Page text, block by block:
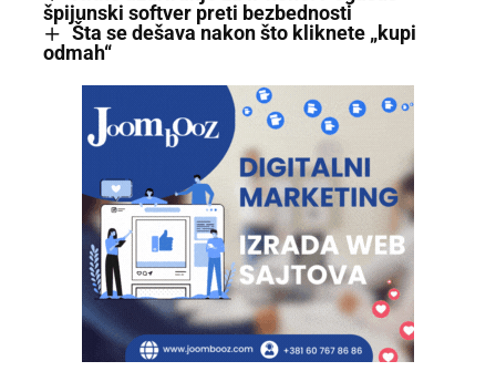
špijunski softver preti bezbednosti
Šta se dešava nakon što kliknete „kupi
odmah“